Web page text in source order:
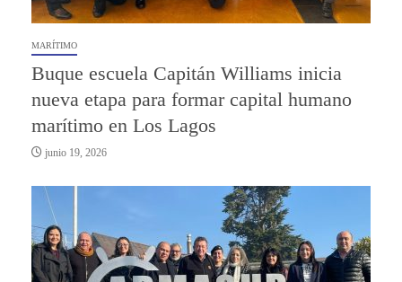
MARÍTIMO
Buque escuela Capitán Williams inicia
nueva etapa para formar capital humano
marítimo en Los Lagos
junio 19, 2026